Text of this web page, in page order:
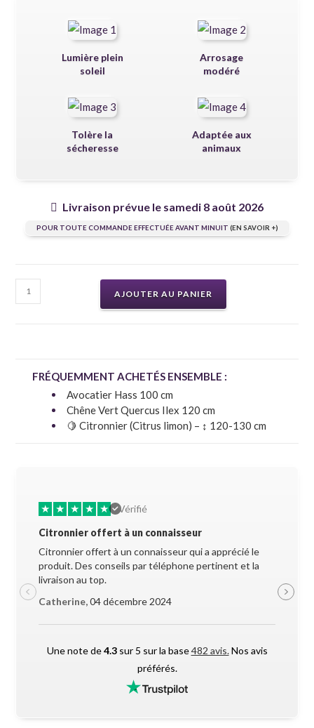
Lumière plein
soleil
Arrosage
modéré
Tolère la
sécheresse
Adaptée aux
animaux
Livraison prévue le samedi 8 août 2026
POUR TOUTE COMMANDE EFFECTUÉE AVANT MINUIT (EN SAVOIR +)
AJOUTER AU PANIER
FRÉQUEMMENT ACHETÉS ENSEMBLE :
Avocatier Hass 100 cm
Chêne Vert Quercus Ilex 120 cm
🍋 Citronnier (Citrus limon) – ↕ 120-130 cm
★ ★ ★ ★ ★
Vérifié
Citronnier offert à un connaisseur
Citronnier offert à un connaisseur qui a apprécié le
produit. Des conseils par téléphone pertinent et la
livraison au top.
Catherine,04 décembre 2024
Une note de4.3sur 5 sur la base482 avis.Nos avis
préférés.